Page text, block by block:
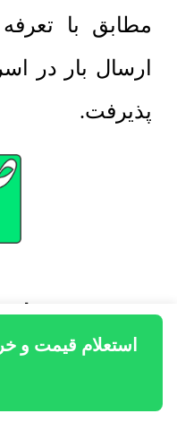
مطابق با
ارسال بار در
پذیرفت.
مدیرعامل